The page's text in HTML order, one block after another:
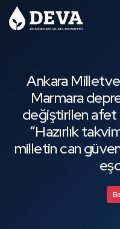
Ankara
Marmara
değiştirilen afet
“Hazırlık
milletin can